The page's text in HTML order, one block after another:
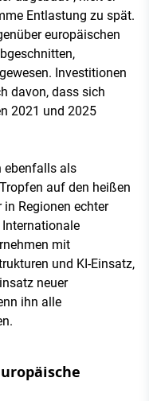
Entlastung zu spät.
europäischen
Investitionen
davon, dass sich
2021 und 2025
ebenfalls als
auf den heißen
in Regionen echter
mit
und KI-Einsatz,
neuer
ihn alle